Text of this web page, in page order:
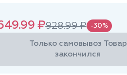
₽928.99 ₽ -30%
Только самовывоз Товар
закончился